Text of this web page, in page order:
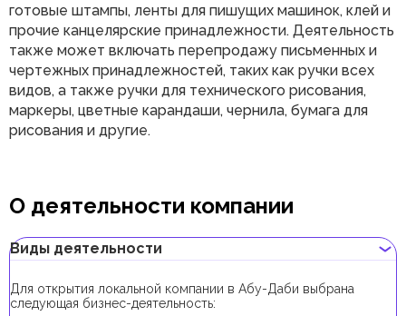
готовые штампы, ленты для пишущих машинок, клей и
прочие канцелярские принадлежности. Деятельность
также может включать перепродажу письменных и
чертежных принадлежностей, таких как ручки всех
видов, а также ручки для технического рисования,
маркеры, цветные карандаши, чернила, бумага для
рисования и другие.
О деятельности компании
Виды деятельности
Для открытия локальной компании в Абу-Даби выбрана
следующая бизнес-деятельность: